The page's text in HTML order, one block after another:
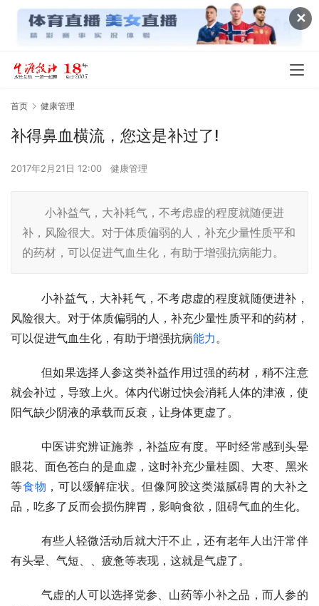
✕
首页 健康管理
补得鼻血横流，您这是补过了!
2017年2月21日 12:00 健康管理
小补益气，大补耗气，不考虑虚的程度就随便进
补，风险很大。对于体质偏弱的人，补充少量性质平和
的药材，可以促进气血生化，有助于增强抗病能力。
风险很大。对于体质偏弱的人，补充少量性质平和的药材，
可以促进气血生化，有助于增强抗病能力 。
就会补过，导致上火。体内代谢过快会消耗人体的津液，使
阳气缺少阴液的承载而反衰，让身体更虚了。
眼花、面色苍白的是血虚，这时补充少量桂圆、大枣、黑米
等食物 ，可以缓解症状。但像阿胶这类滋腻碍胃的大补之
品，吃多了反而会损伤脾胃，影响食欲，阻碍气血的生化。
有头晕、气短、、疲惫等表现，这就是气虚了。